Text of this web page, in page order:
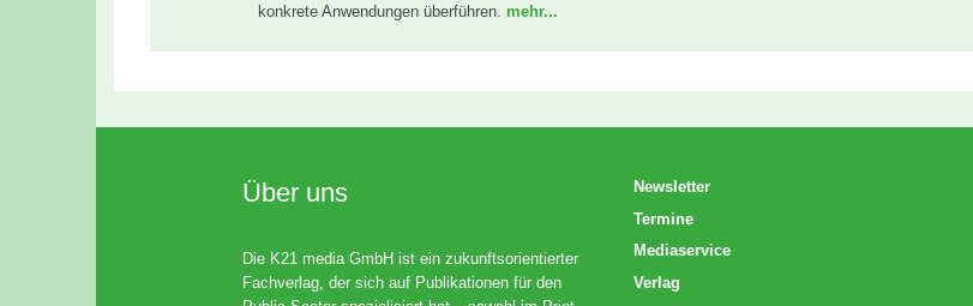
konkrete Anwendungen überführen. mehr...
Über uns
Die K21 media GmbH ist ein zukunftsorientierter
Fachverlag, der sich auf Publikationen für den
Newsletter
Termine
Mediaservice
Verlag